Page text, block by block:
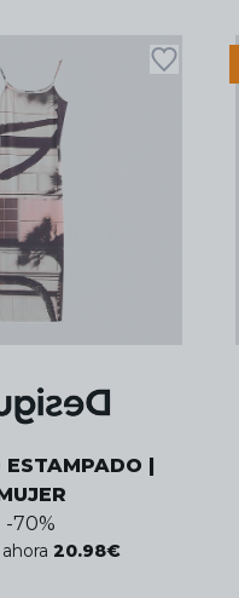
ESTAMPADO |
-70%
ahora 20.98€